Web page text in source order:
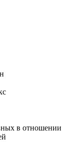
в отношении